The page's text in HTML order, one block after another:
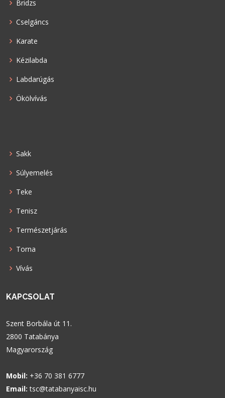
Bridzs
Cselgáncs
Karate
Kézilabda
Labdarúgás
Ökölvívás
Sakk
Súlyemelés
Teke
Tenisz
Természetjárás
Torna
Vívás
KAPCSOLAT
Szent Borbála út 11.
2800 Tatabánya
Magyarország
Mobil: +36 70 381 6777
Email: tsc@tatabanyaisc.hu